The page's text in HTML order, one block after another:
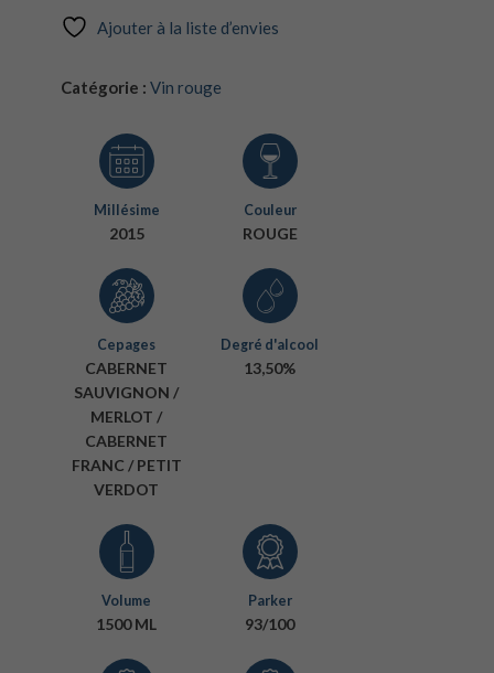
Ajouter à la liste d’envies
Catégorie : Vin rouge
Millésime
2015
Couleur
ROUGE
Cepages
CABERNET
SAUVIGNON /
MERLOT /
CABERNET
FRANC / PETIT
VERDOT
Degré d'alcool
13,50%
Volume
1500 ML
Parker
93/100